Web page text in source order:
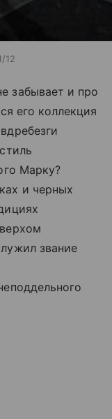
12
забывает и про
его коллекция
Марку?
и черных
звание